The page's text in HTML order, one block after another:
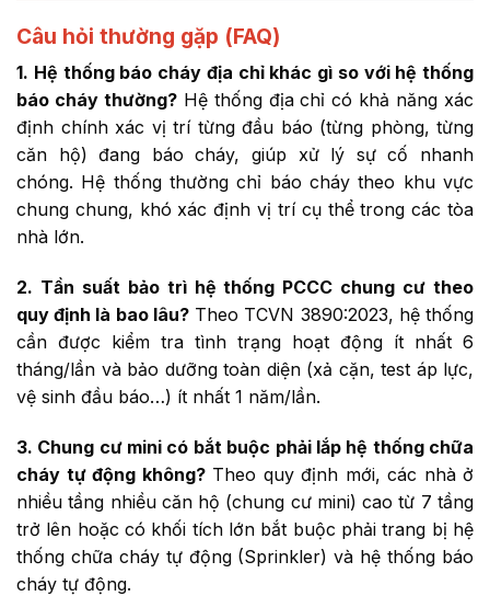
Câu hỏi thường gặp (FAQ)
1. Hệ thống báo cháy địa chỉ khác gì so với hệ thống
báo cháy thường?Hệ thống địa chỉ có khả năng xác
định chính xác vị trí từng đầu báo (từng phòng, từng
căn hộ) đang báo cháy, giúp xử lý sự cố nhanh
chóng. Hệ thống thường chỉ báo cháy theo khu vực
chung chung, khó xác định vị trí cụ thể trong các tòa
nhà lớn.
2. Tần suất bảo trì hệ thống PCCC chung cư theo
quy định là bao lâu?Theo TCVN 3890:2023, hệ thống
cần được kiểm tra tình trạng hoạt động ít nhất 6
tháng/lần và bảo dưỡng toàn diện (xả cặn, test áp lực,
vệ sinh đầu báo…) ít nhất 1 năm/lần.
3. Chung cư mini có bắt buộc phải lắp hệ thống chữa
cháy tự động không?Theo quy định mới, các nhà ở
nhiều tầng nhiều căn hộ (chung cư mini) cao từ 7 tầng
trở lên hoặc có khối tích lớn bắt buộc phải trang bị hệ
thống chữa cháy tự động (Sprinkler) và hệ thống báo
cháy tự động.